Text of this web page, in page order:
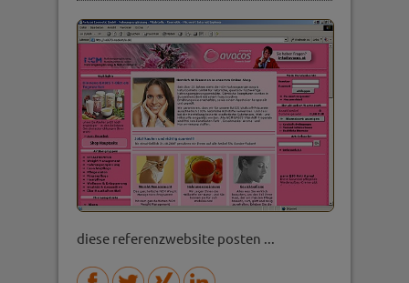
diese referenzwebsite posten ...